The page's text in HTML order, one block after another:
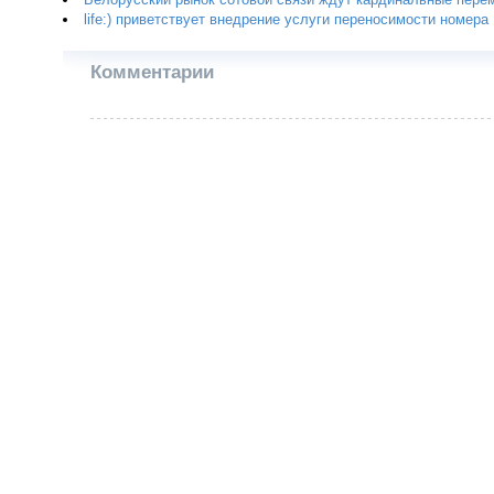
life:) приветствует внедрение услуги переносимости номера
Комментарии